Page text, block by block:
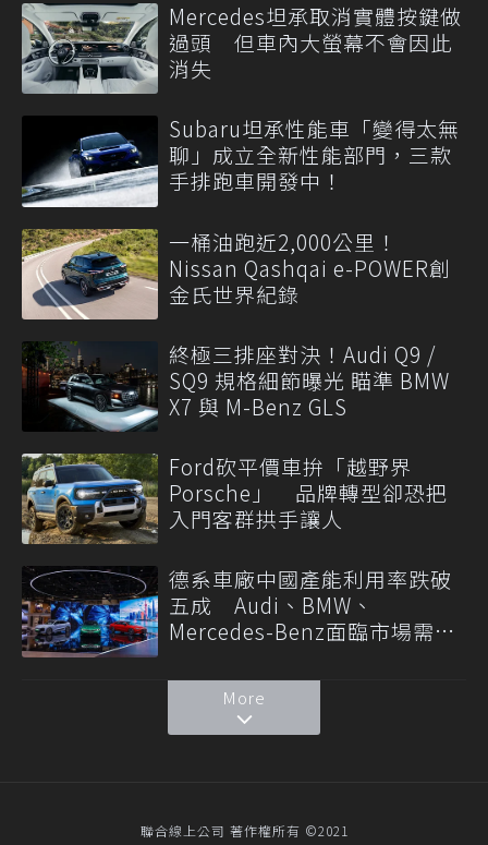
Mercedes坦承取消實體按鍵做
過頭 但車內大螢幕不會因此
消失
Subaru坦承性能車「變得太無
聊」成立全新性能部門，三款
手排跑車開發中！
一桶油跑近2,000公里！
Nissan Qashqai e-POWER創
金氏世界紀錄
終極三排座對決！Audi Q9 /
SQ9 規格細節曝光 瞄準 BMW
X7 與 M-Benz GLS
Ford砍平價車拚「越野界
Porsche」 品牌轉型卻恐把
入門客群拱手讓人
德系車廠中國產能利用率跌破
五成 Audi、BMW、
Mercedes-Benz面臨市場需求
More
聯合線上公司 著作權所有 ©2021